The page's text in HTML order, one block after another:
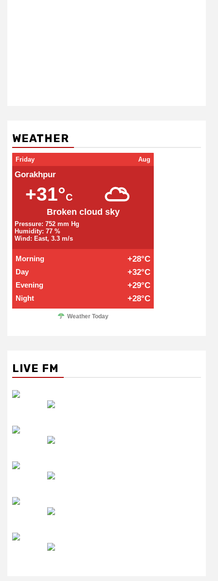
WEATHER
Friday Aug
Gorakhpur
+31°C
Broken cloud sky
Pressure: 752 mm Hg
Humidity: 77 %
Wind: East, 3.3 m/s
Morning +28°C
Day +32°C
Evening +29°C
Night +28°C
Weather Today
LIVE FM